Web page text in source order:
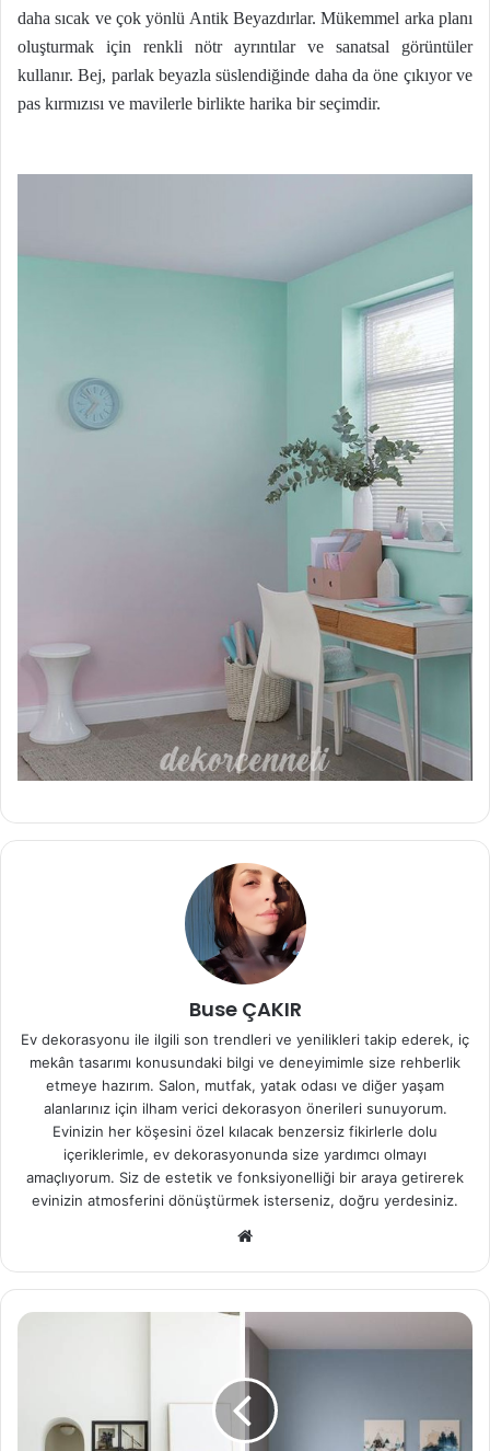
daha sıcak ve çok yönlü Antik Beyazdırlar. Mükemmel arka planı
oluşturmak için renkli nötr ayrıntılar ve sanatsal görüntüler
kullanır. Bej, parlak beyazla süslendiğinde daha da öne çıkıyor ve
pas kırmızısı ve mavilerle birlikte harika bir seçimdir.
Buse ÇAKIR
Ev dekorasyonu ile ilgili son trendleri ve yenilikleri takip ederek, iç
mekân tasarımı konusundaki bilgi ve deneyimimle size rehberlik
etmeye hazırım. Salon, mutfak, yatak odası ve diğer yaşam
alanlarınız için ilham verici dekorasyon önerileri sunuyorum.
Evinizin her köşesini özel kılacak benzersiz fikirlerle dolu
içeriklerimle, ev dekorasyonunda size yardımcı olmayı
amaçlıyorum. Siz de estetik ve fonksiyonelliği bir araya getirerek
evinizin atmosferini dönüştürmek isterseniz, doğru yerdesiniz.
sit
esi